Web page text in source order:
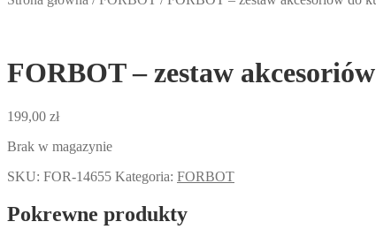
FORBOT – zestaw
199,00 zł
Brak w magazynie
SKU: FOR-14655 Kategoria: FORBOT
Pokrewne produkty